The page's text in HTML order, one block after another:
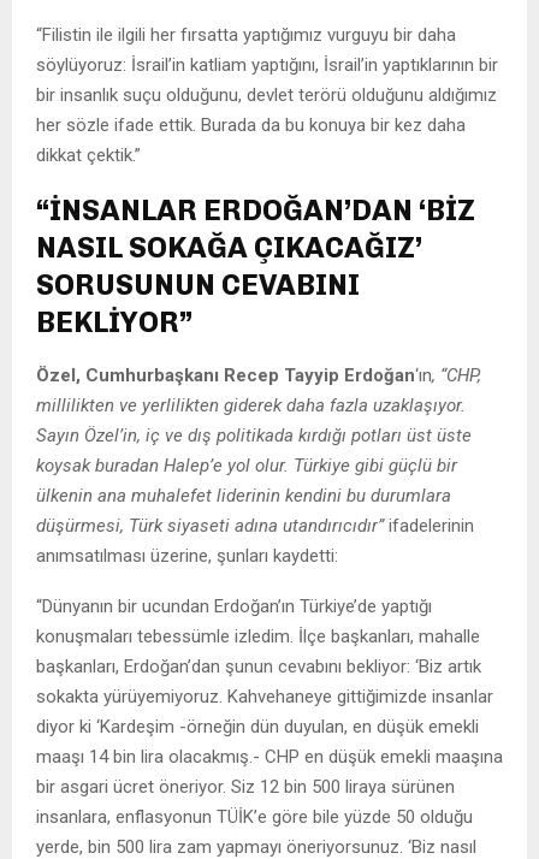
“Filistin ile ilgili her fırsatta yaptığımız vurguyu bir daha
söylüyoruz: İsrail’in katliam yaptığını, İsrail’in yaptıklarının bir
bir insanlık suçu olduğunu, devlet terörü olduğunu aldığımız
her sözle ifade ettik. Burada da bu konuya bir kez daha
dikkat çektik.”
“İNSANLAR ERDOĞAN’DAN ‘BİZ
NASIL SOKAĞA ÇIKACAĞIZ’
SORUSUNUN CEVABINI
BEKLİYOR”
Özel, Cumhurbaşkanı Recep Tayyip Erdoğan‘ın, “CHP,
millilikten ve yerlilikten giderek daha fazla uzaklaşıyor.
Sayın Özel’in, iç ve dış politikada kırdığı potları üst üste
koysak buradan Halep’e yol olur. Türkiye gibi güçlü bir
ülkenin ana muhalefet liderinin kendini bu durumlara
düşürmesi, Türk siyaseti adına utandırıcıdır”ifadelerinin
anımsatılması üzerine, şunları kaydetti:
“Dünyanın bir ucundan Erdoğan’ın Türkiye’de yaptığı
konuşmaları tebessümle izledim. İlçe başkanları, mahalle
başkanları, Erdoğan’dan şunun cevabını bekliyor: ‘Biz artık
sokakta yürüyemiyoruz. Kahvehaneye gittiğimizde insanlar
diyor ki ‘Kardeşim -örneğin dün duyulan, en düşük emekli
maaşı 14 bin lira olacakmış.- CHP en düşük emekli maaşına
bir asgari ücret öneriyor. Siz 12 bin 500 liraya sürünen
insanlara, enflasyonun TÜİK’e göre bile yüzde 50 olduğu
yerde, bin 500 lira zam yapmayı öneriyorsunuz. ‘Biz nasıl